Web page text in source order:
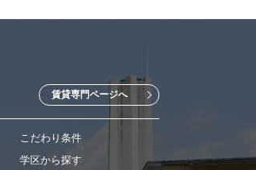
賃貸専門ページへ
こだわり条件
学区から探す